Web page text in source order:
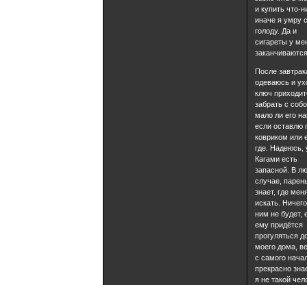
и купить что-
иначе я умру
голоду. Да и
сигареты у
После
одеваюсь и
ключ
забрать с
мало ли его
если оставлю
ковриком или
где. Надеюсь,
Кагами есть
запасной. В
случае,
знает, где
искать.
ним не будет,
ему придётся
прогуляться
моего дома,
с самого
прекрасно
я не такой